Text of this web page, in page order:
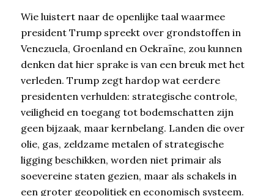
Wie luistert naar de openlijke taal waarmee
president Trump spreekt over grondstoffen in
Venezuela, Groenland en Oekraïne, zou kunnen
denken dat hier sprake is van een breuk met het
verleden. Trump zegt hardop wat eerdere
presidenten verhulden: strategische controle,
veiligheid en toegang tot bodemschatten zijn
geen bijzaak, maar kernbelang. Landen die over
olie, gas, zeldzame metalen of strategische
ligging beschikken, worden niet primair als
soevereine staten gezien, maar als schakels in
een groter geopolitiek en economisch systeem.